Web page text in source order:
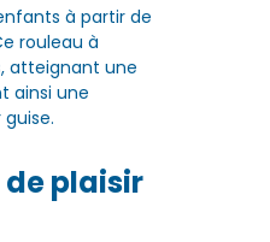
à partir de
rouleau à
atteignant une
ainsi une
de plaisir